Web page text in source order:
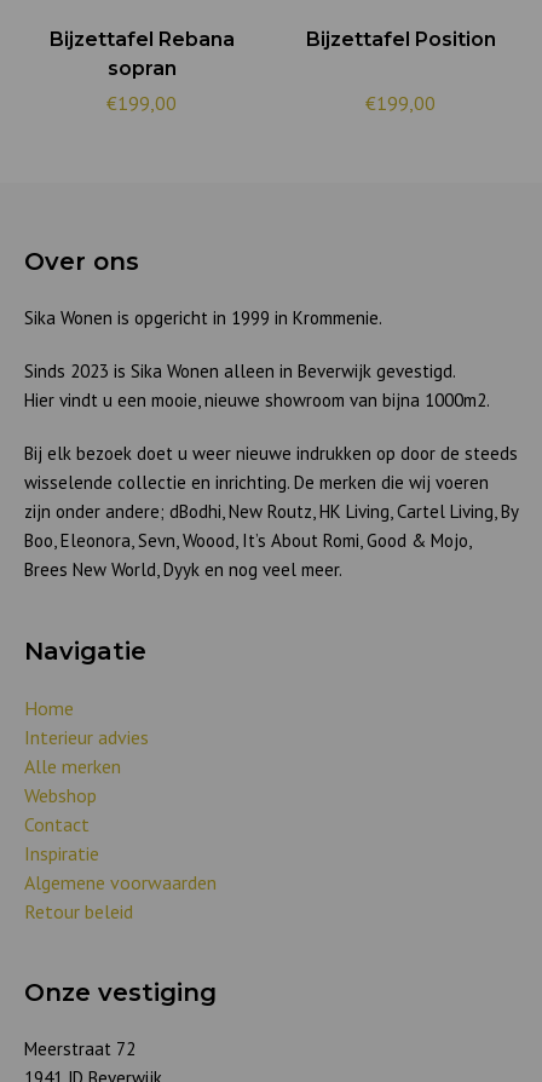
Bijzettafel Rebana
sopran
€199,00
Bijzettafel Position
€199,00
Over ons
Sika Wonen is opgericht in 1999 in Krommenie.
Sinds 2023 is Sika Wonen alleen in Beverwijk gevestigd.
Hier vindt u een mooie, nieuwe showroom van bijna 1000m2.
Bij elk bezoek doet u weer nieuwe indrukken op door de steeds
wisselende collectie en inrichting. De merken die wij voeren
zijn onder andere; dBodhi, New Routz, HK Living, Cartel Living, By
Boo, Eleonora, Sevn, Woood, It’s About Romi, Good & Mojo,
Brees New World, Dyyk en nog veel meer.
Navigatie
Home
Interieur advies
Alle merken
Webshop
Contact
Inspiratie
Algemene voorwaarden
Retour beleid
Onze vestiging
Meerstraat 72